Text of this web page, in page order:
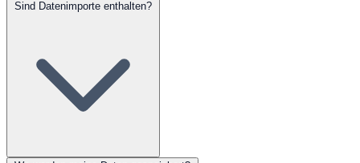
Sind Datenimporte enthalten?